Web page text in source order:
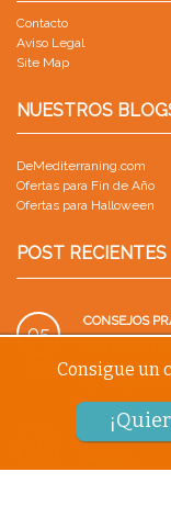
Contacto
Aviso Legal
Site Map
NUESTROS
DeMediterraning.com
Ofertas para Fin de Año
Ofertas para Halloween
POST RECIENTES
05
CONSEJOS
PARQUE
Consigue un